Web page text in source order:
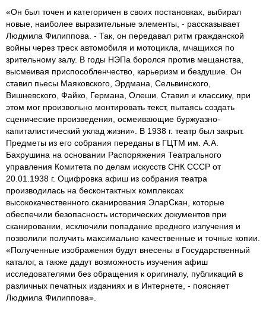
«Он был точен и категоричен в своих постановках, выбирал
новые, наиболее выразительные элементы, - рассказывает
Людмила Филиппова. - Так, он передавал ритм гражданской
войны через треск автомобиля и мотоцикла, мчащихся по
зрительному залу. В годы НЭПа боролся против мещанства,
высмеивая приспособленчество, карьеризм и бездушие. Он
ставил пьесы Маяковского, Эрдмана, Сельвинского,
Вишневского, Файко, Германа, Олеши. Ставил и классику, при
этом мог произвольно монтировать текст, пытаясь создать
сценические произведения, осмеивающие буржуазно-
капиталистический уклад жизни». В 1938 г. театр был закрыт.
Предметы из его собрания переданы в ГЦТМ им. А.А.
Бахрушина на основании Распоряжения Театрального
управления Комитета по делам искусств СНК СССР от
20.01.1938 г. Оцифровка афиш из собрания театра
производилась на бесконтактных комплексах
высококачественного сканирования ЭларСкан, которые
обеспечили безопасность исторических документов при
сканировании, исключили попадание вредного излучения и
позволили получить максимально качественные и точные копии.
«Полученные изображения будут внесены в Государственный
каталог, а также дадут возможность изучения афиш
исследователями без обращения к оригиналу, публикаций в
различных печатных изданиях и в Интернете, - поясняет
Людмила Филиппова».